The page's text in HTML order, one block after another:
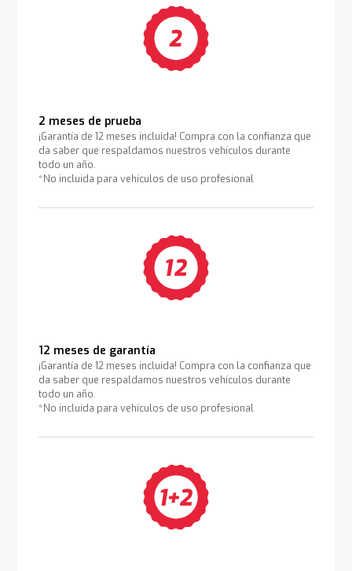
2 meses de prueba
¡Garantía de 12 meses incluida! Compra con la confianza que
da saber que respaldamos nuestros vehículos durante
todo un año.
*No incluida para vehículos de uso profesional
12 meses de garantía
¡Garantía de 12 meses incluida! Compra con la confianza que
da saber que respaldamos nuestros vehículos durante
todo un año.
*No incluida para vehículos de uso profesional